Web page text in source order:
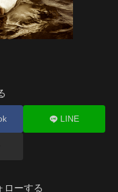
LINE
ローする